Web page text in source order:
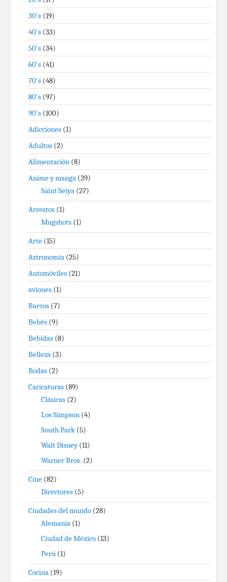
30's (19)
40's (33)
50's (34)
60's (41)
70's (48)
80's (97)
90's (100)
Adicciones (1)
Adultos (2)
Alimentación (8)
Anime y manga (39)
Saint Seiya (27)
Arrestos (1)
Mugshots (1)
Arte (15)
Astronomía (25)
Automóviles (21)
aviones (1)
Barcos (7)
Bebés (9)
Bebidas (8)
Belleza (3)
Bodas (2)
Caricaturas (89)
Clásicas (2)
Los Simpson (4)
South Park (5)
Walt Disney(11)
Warner Bros. (2)
Cine (82)
Directores (5)
Ciudades del mundo (28)
Alemania (1)
Ciudad de México (13)
Perú (1)
Cocina (19)